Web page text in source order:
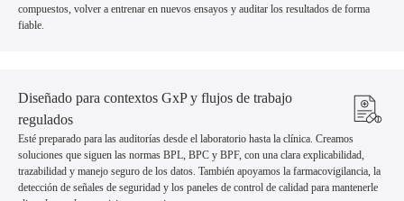
compuestos, volver a entrenar en nuevos ensayos y auditar los resultados de forma
fiable.
Diseñado para contextos GxP y flujos de trabajo
regulados
Esté preparado para las auditorías desde el laboratorio hasta la clínica. Creamos
soluciones que siguen las normas BPL, BPC y BPF, con una clara explicabilidad,
trazabilidad y manejo seguro de los datos. También apoyamos la farmacovigilancia, la
detección de señales de seguridad y los paneles de control de calidad para mantenerle